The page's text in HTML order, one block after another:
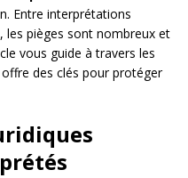
Entre interprétations
les pièges sont nombreux et
vous guide à travers les
des clés pour protéger